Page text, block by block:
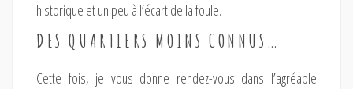
historique et un peu à l’écart de la foule.
DES QUARTIERS MOINS CONNUS…
Cette fois, je vous donne rendez-vous dans l’agréable